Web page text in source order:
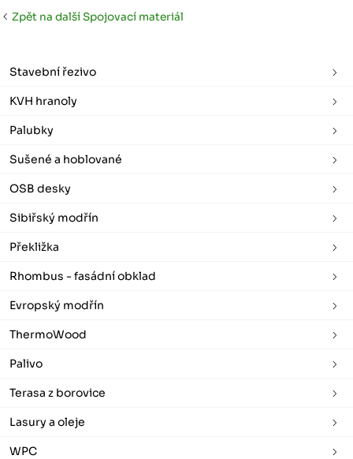
Zpět na další Spojovací materiál
Stavební řezivo
KVH hranoly
Palubky
Sušené a hoblované
OSB desky
Sibiřský modřín
Překližka
Rhombus - fasádní obklad
Evropský modřín
ThermoWood
Palivo
Terasa z borovice
Lasury a oleje
WPC